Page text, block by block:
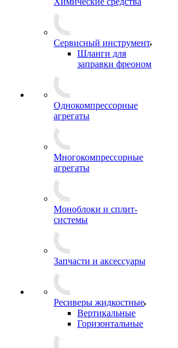
Сервисный инструмент
Шланги для
заправки фреоном
Однокомпрессорные
агрегаты
Многокомпрессорные
агрегаты
Моноблоки и сплит-
системы
Запчасти и аксессуары
Ресиверы жидкостные
Вертикальные
Горизонтальные